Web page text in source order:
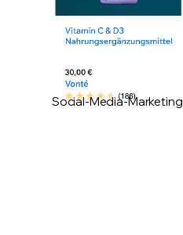
Social-Media-Marketing